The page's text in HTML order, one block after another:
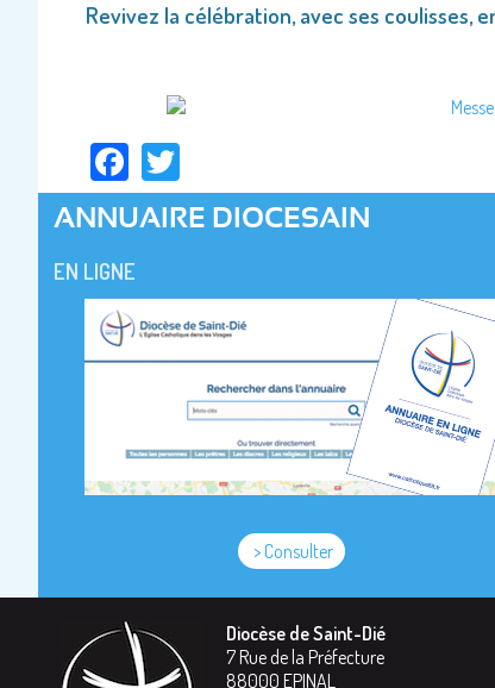
Revivez la célébration, avec ses coulisses,
Facebook
ANNUAIRE DIOCESAIN
EN LIGNE
> Consulter
Diocèse de Saint-Dié
7 Rue de la Préfecture
88000 EPINAL